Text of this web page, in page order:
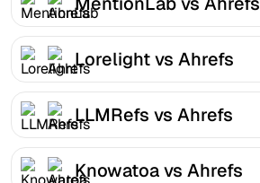
Lorelight vs Ahrefs
LLMRefs vs Ahrefs
Knowatoa vs Ahrefs